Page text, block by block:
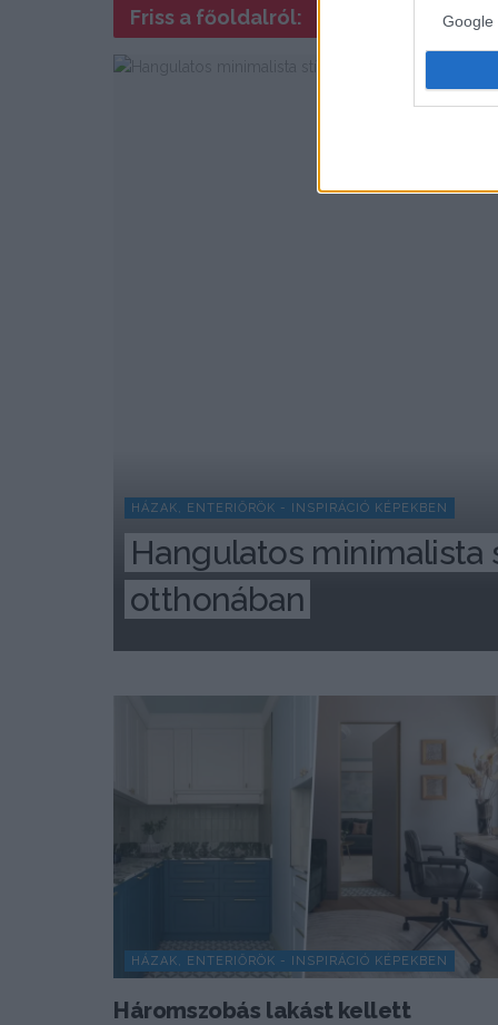
Google
Friss a főoldalról:
HÁZAK, ENTERIŐRÖK - INSPIRÁCIÓ KÉPEKBEN
Hangulatos minimalista
otthonában
HÁZAK, ENTERIŐRÖK - INSPIRÁCIÓ KÉPEKBEN
Háromszobás lakást kellett